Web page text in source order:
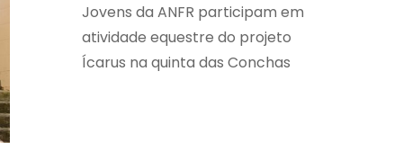
Jovens da ANFR participam em
atividade equestre do projeto
Ícarus na quinta das Conchas